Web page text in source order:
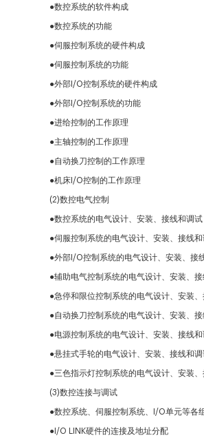
●数控系统的软件构成
●数控系统的功能
●伺服控制系统的硬件构成
●伺服控制系统的功能
●外部I/O控制系统的硬件构成
●外部I/O控制系统的功能
●进给控制的工作原理
●主轴控制的工作原理
●自动换刀控制的工作原理
●机床I/O控制的工作原理
(2)数控电气控制
●数控系统的电气设计、安装、接线和调试
●伺服控制系统的电气设计、安装、接线和
●外部I/O控制系统的电气设计、安装、接
●辅助电气控制系统的电气设计、安装、
●急停和限位控制系统的电气设计、安装
●自动换刀控制系统的电气设计、安装、
●电源控制系统的电气设计、安装、接线
●悬挂式手轮的电气设计、安装、接线和调
●三色指示灯控制系统的电气设计、安装
(3)数控连接与调试
●数控系统、伺服控制系统、I/O单元等各
● I/O LINK硬件的连接及地址分配